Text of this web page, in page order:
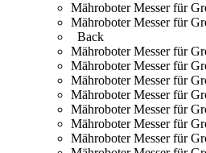
Mähroboter Messer für
Mähroboter Messer für
Back
Mähroboter Messer für
Mähroboter Messer für
Mähroboter Messer für
Mähroboter Messer für
Mähroboter Messer für
Mähroboter Messer für
Mähroboter Messer für